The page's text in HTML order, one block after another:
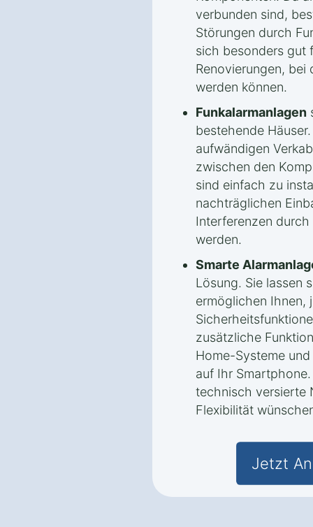
verbunden sind,
Störungen durch
sich besonders gut
Renovierungen,
werden können.
Funkalarmanlagen
bestehende
aufwändigen
zwischen den
sind einfach zu
nachträglichen
Interferenzen
werden.
Smarte
Lösung. Sie lassen
ermöglichen Ihnen,
zusätzliche
Home-Systeme
auf Ihr
technisch versierte
Flexibilität
Jetzt